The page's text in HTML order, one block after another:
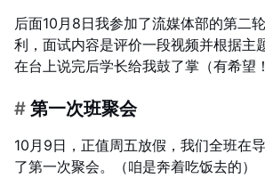
后面10月8日我参加了流媒体部的第二
利，面试内容是评价一段视频并根据主
在台上说完后学长给我鼓了掌（有希望
# 第一次班聚会
10月9日，正值周五放假，我们全班在
了第一次聚会。（咱是奔着吃饭去的）